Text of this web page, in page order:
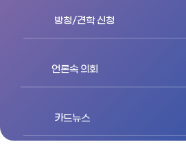
방청/견학 신청
언론속 의회
카드뉴스